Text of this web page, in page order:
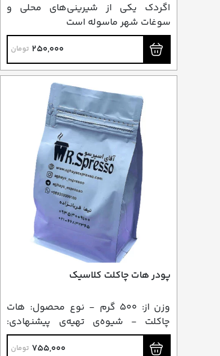
اگردک یکی از شیرینی‌های محلی و
سوغات شهر ماسوله است
250,000 تومان
پودر هات چاکلت کلاسیک
وزن از: ۵۰۰ گرم - نوع محصول: هات
چاکلت - شیوه‌ی تهیه‌ی پیشنهادی:
ترکیب با شیر
755,000 تومان